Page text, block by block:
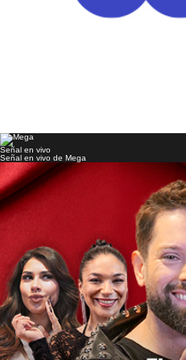
Señal en vivo
Señal en vivo de Mega